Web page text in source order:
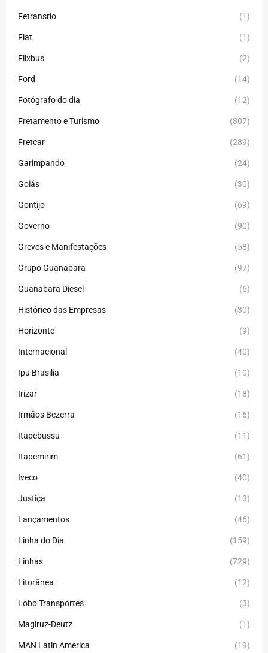
Fetransrio (1)
Fiat (1)
Flixbus (2)
Ford (14)
Fotógrafo do dia (12)
Fretamento e Turismo (807)
Fretcar (289)
Garimpando (24)
Goiás (30)
Gontijo (69)
Governo (90)
Greves e Manifestações (58)
Grupo Guanabara (97)
Guanabara Diesel (6)
Histórico das Empresas (30)
Horizonte (9)
Internacional (40)
Ipu Brasilia (10)
Irizar (18)
Irmãos Bezerra (16)
Itapebussu (11)
Itapemirim (61)
Iveco (40)
Justiça (13)
Lançamentos (46)
Linha do Dia (159)
Linhas (729)
Litorânea (12)
Lobo Transportes (3)
Magiruz-Deutz (1)
MAN Latin America (19)